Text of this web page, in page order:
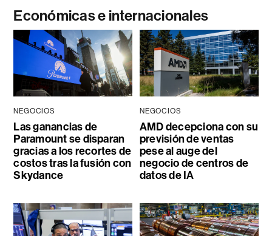
Económicas e internacionales
NEGOCIOS
Las ganancias de
Paramount se disparan
gracias a los recortes de
costos tras la fusión con
Skydance
NEGOCIOS
AMD decepciona con su
previsión de ventas
pese al auge del
negocio de centros de
datos de IA